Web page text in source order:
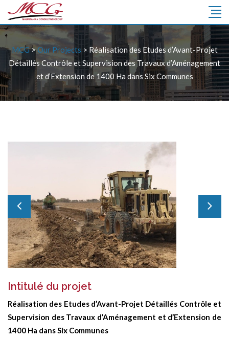
MCG>Our Projects> Réalisation des Etudes d’Avant-Projet
Détaillés Contrôle et Supervision des Travaux d’Aménagement
et d’Extension de 1400 Ha dans Six Communes
Intitulé du projet
Réalisation des Etudes d’Avant-Projet Détaillés Contrôle et
Supervision des Travaux d’Aménagement et d’Extension de
1400 Ha dans Six Communes